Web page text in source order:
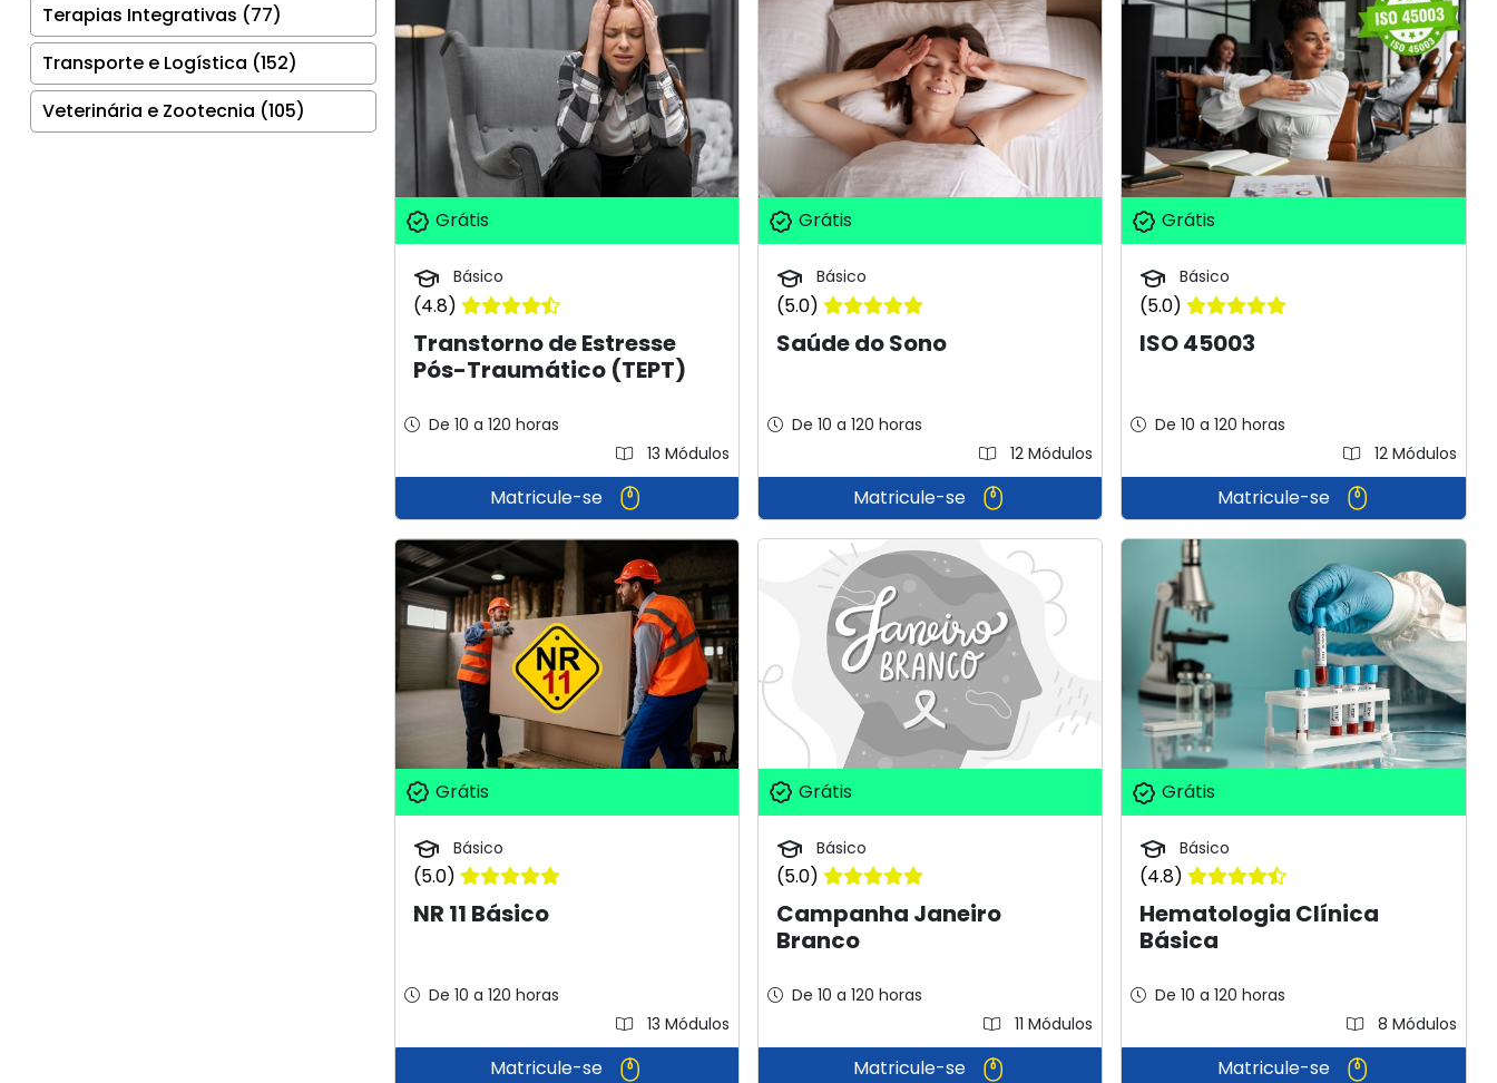
Terapias Integrativas (77)
Transporte e Logística (152)
Veterinária e Zootecnia (105)
Grátis
Básico
(4.8)
Transtorno de Estresse
Pós-Traumático (TEPT)
De 10 a 120 horas
13 Módulos
Matricule-se
Grátis
Básico
(5.0)
Saúde do Sono
De 10 a 120 horas
12 Módulos
Matricule-se
Grátis
Básico
(5.0)
ISO 45003
De 10 a 120 horas
12 Módulos
Matricule-se
Grátis
Básico
(5.0)
NR 11 Básico
De 10 a 120 horas
13 Módulos
Matricule-se
Grátis
Básico
(5.0)
Campanha Janeiro
Branco
De 10 a 120 horas
11 Módulos
Matricule-se
Grátis
Básico
(4.8)
Hematologia Clínica
Básica
De 10 a 120 horas
8 Módulos
Matricule-se